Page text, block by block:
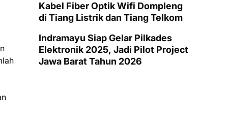
Kabel Fiber Optik Wifi Dompleng
di Tiang Listrik dan Tiang Telkom
Indramayu Siap Gelar Pilkades
Elektronik 2025, Jadi Pilot Project
Jawa Barat Tahun 2026